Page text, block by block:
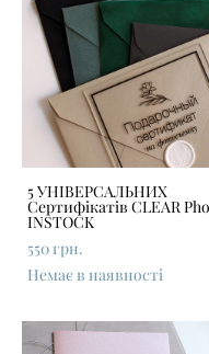
5 УНІВЕРСАЛЬНИХ
Сертифікатів CLEAR
INSTOCK
550 грн.
Немає в наявності